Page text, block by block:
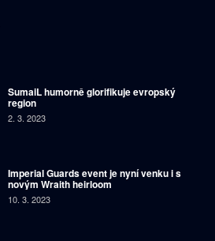
SumaiL humorně glorifikuje evropský
region
2. 3. 2023
Imperial Guards event je nyní venku i s
novým Wraith heirloom
10. 3. 2023